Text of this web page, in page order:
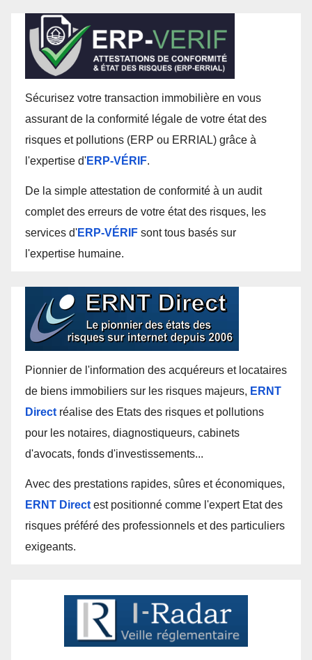
Sécurisez votre transaction immobilière en vous
assurant de la conformité légale de votre état des
risques et pollutions (ERP ou ERRIAL) grâce à
l'expertise d'ERP-VÉRIF.
De la simple attestation de conformité à un audit
complet des erreurs de votre état des risques, les
services d'ERP-VÉRIF sont tous basés sur
l'expertise humaine.
Pionnier de l'information des acquéreurs et locataires
de biens immobiliers sur les risques majeurs, ERNT
Direct réalise des Etats des risques et pollutions
pour les notaires, diagnostiqueurs, cabinets
d'avocats, fonds d'investissements...
Avec des prestations rapides, sûres et économiques,
ERNT Direct est positionné comme l'expert Etat des
risques préféré des professionnels et des particuliers
exigeants.